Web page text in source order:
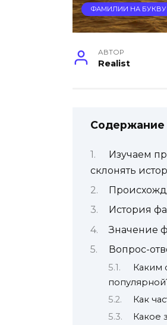
ФАМИЛИИ НА БУКВУ
АВТОР
Realist
Содержание
Изучаем
склонять
История
Значение
Вопрос-
Каким
Как
Какое